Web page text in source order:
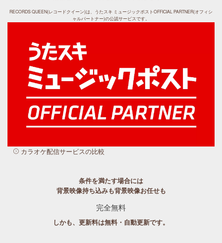
RECORDS QUEEN(レコードクイーン)は、うたスキ ミュージックポストOFFICIAL PARTNER(オフィシ
ャルパートナー)の公認サービスです。
カラオケ配信サービスの比較
条件を満たす場合には
背景映像持ち込みも背景映像お任せも
完全無料
しかも、更新料は無料・自動更新です。